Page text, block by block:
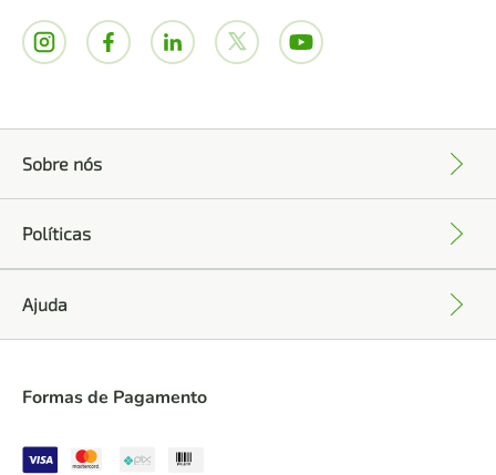
Sobre nós
Políticas
Ajuda
Formas de Pagamento